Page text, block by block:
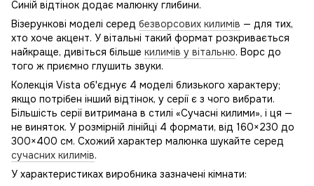
Синій відтінок додає малюнку глибини.
Візерункові моделі серед безворсових килимів — для тих,
хто хоче акцент. У вітальні такий формат розкривається
найкраще, дивіться більше килимів у вітальню. Ворс до
того ж приємно глушить звуки.
Колекція Vista об'єднує 4 моделі близького характеру;
якщо потрібен інший відтінок, у серії є з чого вибрати.
Більшість серії витримана в стилі «Сучасні килими», і ця —
не виняток. У розмірній лінійці 4 формати, від 160×230 до
300×400 см. Схожий характер малюнка шукайте серед
сучасних килимів.
У характеристиках виробника зазначені кімнати: